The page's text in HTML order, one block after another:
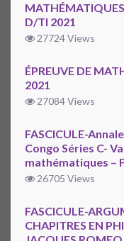
D/TI 2021
27724 Views
ÉPREUVE DE
2021
27084 Views
FASCICULE-
Congo Séries C-
mathématiques –
26705 Views
FASCICULE-
CHAPITRES EN